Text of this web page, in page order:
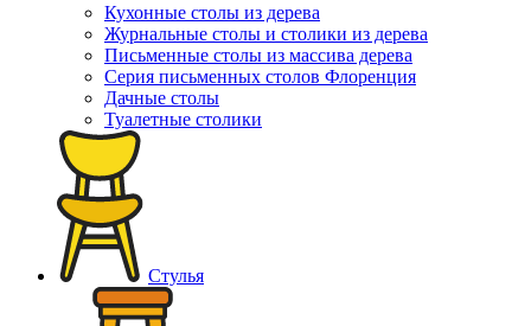
Кухонные столы из дерева
Журнальные столы и столики из дерева
Письменные столы из массива дерева
Серия письменных столов Флоренция
Дачные столы
Туалетные столики
Стулья